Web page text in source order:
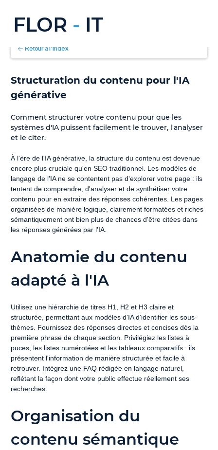
FLOR - IT
Retour à l'index
Structuration du contenu pour l'IA
générative
Comment structurer votre contenu pour que les
systèmes d'IA puissent facilement le trouver, l'analyser
et le citer.
À l'ère de l'IA générative, la structure du contenu est devenue
encore plus cruciale qu'en SEO traditionnel. Les modèles de
langage de l'IA ne se contentent pas d'explorer votre page : ils
tentent de comprendre, d'analyser et de synthétiser votre
contenu pour en extraire des réponses cohérentes. Les pages
organisées de manière logique, clairement formatées et riches
sémantiquement ont bien plus de chances d'être citées dans
les réponses générées par l'IA.
Anatomie du contenu
adapté à l'IA
Utilisez une hiérarchie de titres H1, H2 et H3 claire et
structurée, permettant aux modèles d'IA d'identifier les sous-
thèmes. Fournissez des réponses directes et concises dès la
première phrase de chaque section. Privilégiez les listes à
puces, les listes numérotées et les tableaux comparatifs : ils
présentent l'information de manière structurée et facile à
retrouver. Intégrez une FAQ rédigée en langage naturel,
reflétant la façon dont votre public effectue réellement ses
recherches.
Organisation du
contenu sémantique